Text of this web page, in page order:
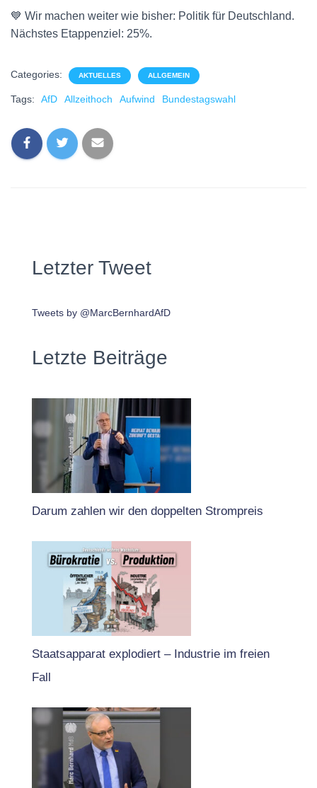
💙 Wir machen weiter wie bisher: Politik für Deutschland.
Nächstes Etappenziel: 25%.
Categories: AKTUELLES ALLGEMEIN
Tags: AfD Allzeithoch Aufwind Bundestagswahl
Letzter Tweet
Tweets by @MarcBernhardAfD
Letzte Beiträge
Darum zahlen wir den doppelten Strompreis
Staatsapparat explodiert – Industrie im freien
Fall